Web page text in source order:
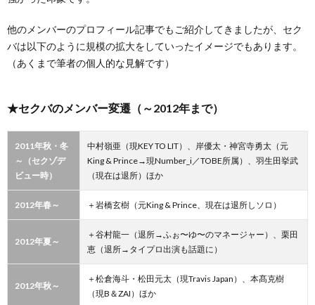
他のメンバーのプロフィール記事でもご紹介してきましたが、セク
バは以下のように規模の拡大をしていったイメージでもあります。
（あくまで筆者の個人的な見解です）
★セクバのメンバー変遷（～2012年まで）
2011年秋・冬
～（セクゾデ
ビュー時）
中村嶺亜（現KEY TO LIT）、岸優太・神宮寺勇太（元
King & Prince→現Number_i／TOBE所属）、羽生田挙武
（現在は退所）ほか
2012年春～ ＋岩橋玄樹（元King & Prince、現在は退所しソロ）
2012年夏～
＋谷村龍一（退所→ふぉ〜ゆ〜のマネージャー）、栗田
恵（退所→タイプロ出演も話題に）
2012年秋～
＋松倉海斗・松田元太（現Travis Japan）、本髙克樹
（現B＆ZAI）ほか